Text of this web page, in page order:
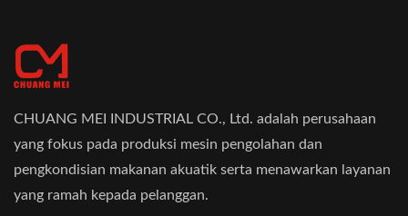
CHUANG MEI INDUSTRIAL CO., Ltd. adalah perusahaan
yang fokus pada produksi mesin pengolahan dan
pengkondisian makanan akuatik serta menawarkan layanan
yang ramah kepada pelanggan.